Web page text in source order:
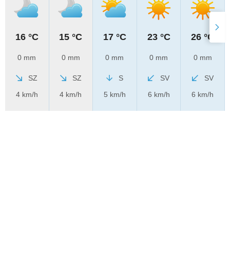
16 °C
0 mm
SZ
4 km/h
15 °C
0 mm
SZ
4 km/h
17 °C
0 mm
S
5 km/h
23 °C
0 mm
SV
6 km/h
26 °C
0 mm
SV
6 km/h